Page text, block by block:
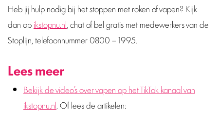
Heb jij hulp nodig bij het stoppen met roken of vapen? Kijk
dan opikstopnu.nl , chat of bel gratis met medewerkers van de
Stoplijn, telefoonnummer 0800 – 1995.
Lees meer
Bekijk de video’s over vapen op het TikTok kanaal van
ikstopnu.nl . Of lees de artikelen: